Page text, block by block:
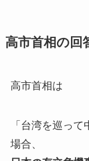
高市首相の回
高市首相は
「台湾を巡っ
場合、